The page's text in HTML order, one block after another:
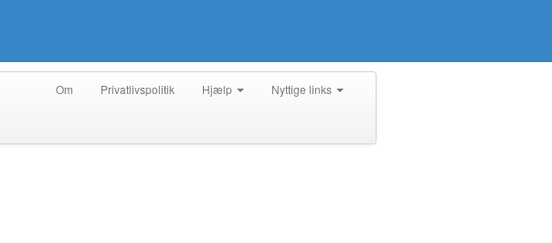
Om Privatlivspolitik Hjælp Nyttige links